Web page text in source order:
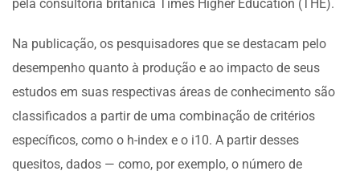
pela consultoria britânica Times Higher Education (THE).
Na publicação, os pesquisadores que se destacam pelo
desempenho quanto à produção e ao impacto de seus
estudos em suas respectivas áreas de conhecimento são
classificados a partir de uma combinação de critérios
específicos, como o h-index e o i10. A partir desses
quesitos, dados — como, por exemplo, o número de